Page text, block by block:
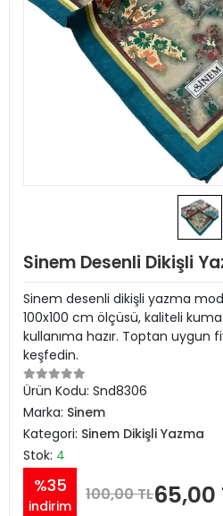
Sinem Desenli Dikişli
Sinem desenli dikişli yazma
100x100 cm ölçüsü, kaliteli
kullanıma hazır. Toptan uygun
keşfedin.
Ürün Kodu: Snd8306
Marka: Sinem
Kategori: Sinem Dikişli Yazma
Stok: 4
%35
indirim
100,00 TL65,00